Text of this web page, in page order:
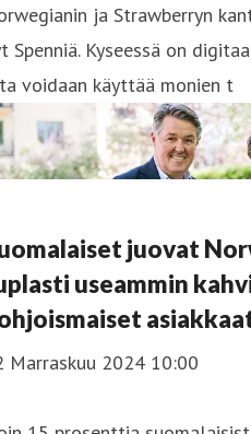
ja Strawberryn
Spenniä. Kyseessä on
voidaan käyttää monien t
juovat
useammin
Marraskuu 2024 10:00